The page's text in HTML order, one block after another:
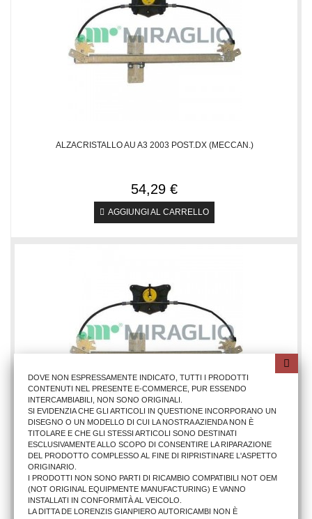
ALZACRISTALLO AU A3 2003 POST.DX (MECCAN.)
54,29 €
AGGIUNGI AL CARRELLO
ALZACRISTALLO AU A3 2003 POST.SX (MECCAN.)
54,29 €
AGGIUNGI AL CARRELLO
DOVE NON ESPRESSAMENTE INDICATO, TUTTI I PRODOTTI
CONTENUTI NEL PRESENTE E-COMMERCE, PUR ESSENDO
INTERCAMBIABILI, NON SONO ORIGINALI.
SI EVIDENZIA CHE GLI ARTICOLI IN QUESTIONE INCORPORANO UN
DISEGNO O UN MODELLO DI CUI LA NOSTRA AZIENDA NON È
TITOLARE E CHE GLI STESSI ARTICOLI SONO DESTINATI
ESCLUSIVAMENTE ALLO SCOPO DI CONSENTIRE LA RIPARAZIONE
DEL PRODOTTO COMPLESSO AL FINE DI RIPRISTINARE L'ASPETTO
ORIGINARIO.
I PRODOTTI NON SONO PARTI DI RICAMBIO COMPATIBILI NOT OEM
(NOT ORIGINAL EQUIPMENTE MANUFACTURING) E VANNO
INSTALLATI IN CONFORMITÀ AL VEICOLO.
LA DITTA DE LORENZIS GIANPIERO AUTORICAMBI NON È